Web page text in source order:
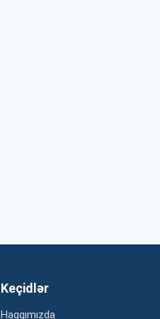
Keçidlər
Haqqımızda